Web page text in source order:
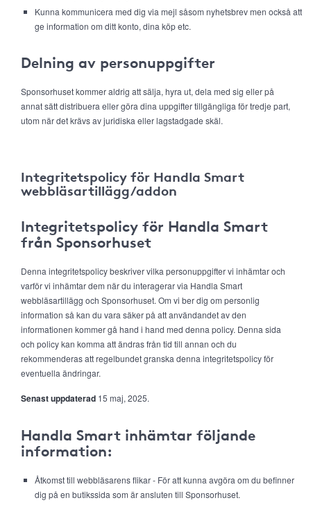
Kunna kommunicera med dig via mejl såsom nyhetsbrev men också att
ge information om ditt konto, dina köp etc.
Delning av personuppgifter
Sponsorhuset kommer aldrig att sälja, hyra ut, dela med sig eller på
annat sätt distribuera eller göra dina uppgifter tillgängliga för tredje part,
utom när det krävs av juridiska eller lagstadgade skäl.
Integritetspolicy för Handla Smart
webbläsartillägg/addon
Integritetspolicy för Handla Smart
från Sponsorhuset
Denna integritetspolicy beskriver vilka personuppgifter vi inhämtar och
varför vi inhämtar dem när du interagerar via Handla Smart
webbläsartillägg och Sponsorhuset. Om vi ber dig om personlig
information så kan du vara säker på att användandet av den
informationen kommer gå hand i hand med denna policy. Denna sida
och policy kan komma att ändras från tid till annan och du
rekommenderas att regelbundet granska denna integritetspolicy för
eventuella ändringar.
Senast uppdaterad 15 maj, 2025.
Handla Smart inhämtar följande
information:
Åtkomst till webbläsarens flikar - För att kunna avgöra om du befinner
dig på en butikssida som är ansluten till Sponsorhuset.